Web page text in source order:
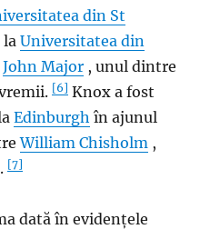
din St
laUniversitatea din
John Major , unul dintre
[6] Knox a fost
Edinburgh în ajunul
William Chisholm ,
.[7]
dată în evidențele